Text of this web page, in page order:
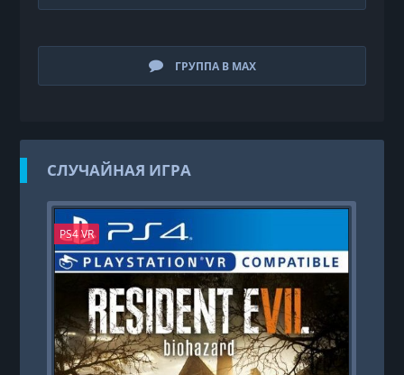
ГРУППА В MAX
СЛУЧАЙНАЯ ИГРА
PS4 VR